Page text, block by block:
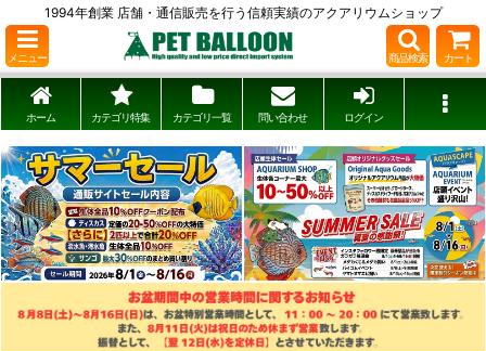
1994年創業 店舗・通信販売を行う信頼実績のアクアリウムショップ
メニュー 商品検索 カート
ホーム カテゴリ特集 カテゴリ一覧 問い合わせ ログイン